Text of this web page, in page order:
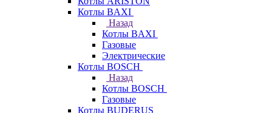
Котлы BAXI
Назад
Котлы BAXI
Газовые
Электрические
Котлы BOSCH
Назад
Котлы BOSCH
Газовые
Котлы BUDERUS